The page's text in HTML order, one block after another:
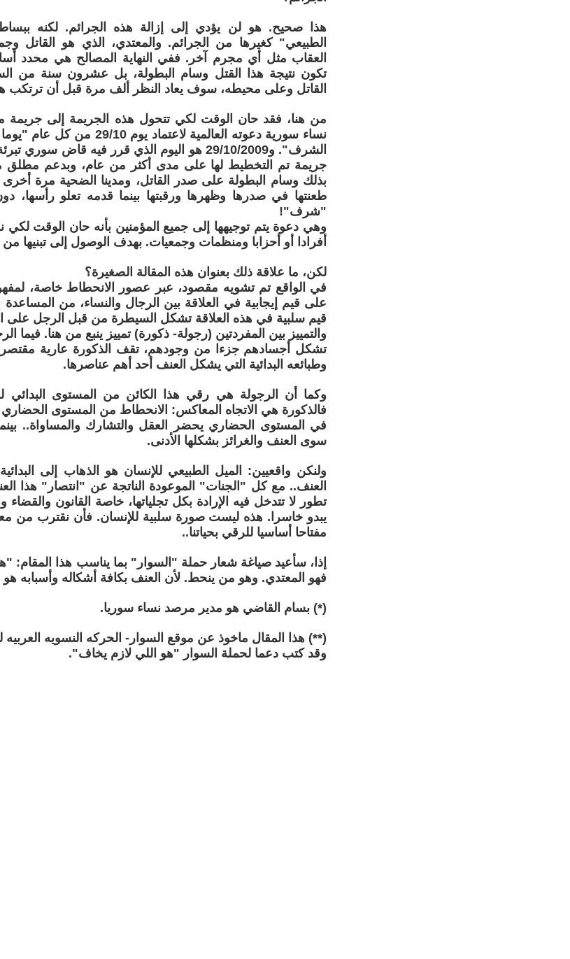
هذا صحيح. هو لن يؤدي إلى إزالة هذه الجرائم. لكنه
الطبيعي" كغيرها من الجرائم. والمعتدي، الذي هو القاتل
العقاب مثل أي مجرم آخر. ففي النهاية المصالح هي محدد
تكون نتيجة هذا القتل وسام البطولة، بل عشرون سنة من
القاتل وعلى محيطه، سوف يعاد النظر ألف مرة قبل أن ترتكب
من هنا، فقد حان الوقت لكي تتحول هذه الجريمة إلى جريمة
نساء سورية دعوته العالمية
الشرف". و29/10/2009 هو اليوم الذي قرر فيه قاض
جريمة تم التخطيط لها على مدى أكثر من عام، وبدعم مطلق
بذلك وسام البطولة على صدر القاتل، ومدينا الضحية مرة أخرى
طعنتها في صدرها وظهرها ورقبتها بينما قدمه تعلو رأسها،
"شرف"!
وهي دعوة يتم توجيهها إلى جميع المؤمنين بأنه حان الوقت لكي
أفرادا أو أحزابا ومنظمات وجمعيات. بهدف الوصول إلى تبنيها من
لكن، ما علاقة ذلك بعنوان هذه المقالة الصغيرة؟
في الواقع تم تشويه مقصود، عبر عصور الانحطاط خاصة،
على قيم إيجابية في العلاقة بين الرجال والنساء، من المساعدة
قيم سلبية في هذه العلاقة تشكل السيطرة من قبل الرجل على
والتمييز بين المفردتين (رجولة- ذكورة) تمييز ينبع من هنا. فيما
تشكل أجسادهم جزءا من وجودهم، تقف الذكورة عارية
وطبائعه البدائية التي يشكل العنف أحد أهم عناصرها.
وكما أن الرجولة هي رقي هذا الكائن من المستوى البدائي
فالذكورة هي الاتجاه المعاكس: الانحطاط من المستوى الحضاري
في المستوى الحضاري يحضر العقل والتشارك والمساواة..
سوى العنف والغرائز بشكلها الأدنى.
ولنكن واقعيين: الميل الطبيعي للإنسان هو الذهاب إلى
العنف.. مع كل "الجنات" الموعودة الناتجة عن "انتصار" هذا
تطور لا تتدخل فيه الإرادة بكل تجلياتها، خاصة القانون
يبدو خاسرا. هذه ليست صورة سلبية للإنسان. فأن نقترب من
مفتاحا أساسيا للرقي بحياتنا..
إذا، سأعيد صياغة شعار حملة "السوار" بما يناسب هذا
فهو المعتدي. وهو من ينحط. لأن العنف بكافة أشكاله وأسبابه هو
(*) بسام القاضي هو مدير مرصد نساء سوريا.
(**) هذا المقال ماخوذ عن موقع السوار- الحركه النسويه العربيه
وقد كتب دعما لحملة السوار "هو اللي لازم يخاف".